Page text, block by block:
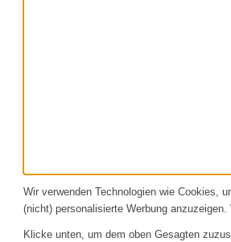
Wir verwenden Technologien wie Cookies,
(nicht) personalisierte Werbung
Klicke unten, um dem oben Gesagten